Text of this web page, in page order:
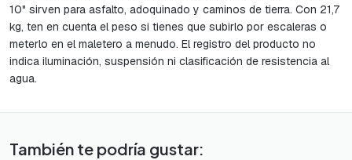
10" sirven para asfalto, adoquinado y caminos de tierra. Con 21,7
kg, ten en cuenta el peso si tienes que subirlo por escaleras o
meterlo en el maletero a menudo. El registro del producto no
indica iluminación, suspensión ni clasificación de resistencia al
agua.
También te podría gustar: